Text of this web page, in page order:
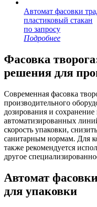
Автомат фасовки
пластиковый стакан
по запросу
Подробнее
Фасовка
решения для
Современная фасовка
производительного
дозирования и
автоматизированных
скорость упаковки,
санитарным нормам. Для
также рекомендуется
другое
Автомат
для упаковки